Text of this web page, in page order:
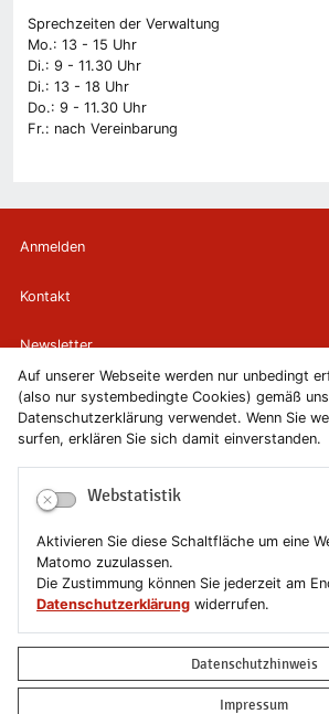
Auf unserer Webseite werden nur unbedingt
(also nur systembedingte Cookies) gemäß
Datenschutzerklärung verwendet. Wenn Sie
surfen, erklären Sie sich damit einverstanden.
Webstatistik
Aktivieren Sie diese Schaltfläche um eine
Matomo zuzulassen.
Die Zustimmung können Sie jederzeit am
Datenschutzerklärung widerrufen.
Datenschutzhinweis
Impressum
Sprechzeiten der Verwaltung
Mo.: 13 - 15 Uhr
Di.: 9 - 11.30 Uhr
Di.: 13 - 18 Uhr
Do.: 9 - 11.30 Uhr
Fr.: nach Vereinbarung
Anmelden
Kontakt
Newsletter
Newsletterabmeldung
Impressum
Datenschutzerklärung
Erklärung zur Barrierefreiheit
Leichte Sprache
Copyright © 2019-2026 Stadt